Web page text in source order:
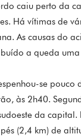
caiu perto da
Há vítimas de
As causas do
a queda
se pouco
às 2h40.
da capital.
(2,4 km) de